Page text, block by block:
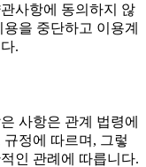
사항에 동의하지 않
을 중단하고 이용계
.
사항은 관계 법령에
정에 따르며, 그렇
인 관례에 따릅니다.